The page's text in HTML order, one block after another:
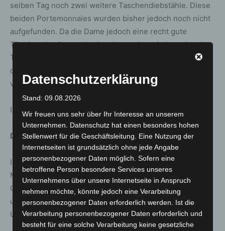
selben Tag noch zwei weitere Taschendiebstähle. Diese
beiden Portemonnaies wurden bisher jedoch noch nicht
aufgefunden. Da die Dame jedoch eine recht gute
Täterbeschreibung abgeben hat und zumindest eine der
Täterinnen wiedererkennen würde, hoffen wir, dass wir
diese kleine Weihnachtsgeschichte auch noch
vervollständigen können.
Ihr PK Langenhagen
Diebstahl von Geldbörsen
Insgesamt 3 Diebstähle ereigneten sich bereits am
Montag, 07.12.20, im Textilgeschäft KIK an der
Ostpassage in Langenhagen. Dabei entwendeten bislang
unbekannte Täterinnen, zwischen 13.30 Uhr und 17.00
Uhr Geldbörsen verschiedener Kundinnen.
Datenschutzerklärung
Stand: 09.08.2026
Wir freuen uns sehr über Ihr Interesse an unserem
Unternehmen. Datenschutz hat einen besonders hohen
Stellenwert für die Geschäftsleitung. Eine Nutzung der
Internetseiten ist grundsätzlich ohne jede Angabe
personenbezogener Daten möglich. Sofern eine
betroffene Person besondere Services unseres
Unternehmens über unsere Internetseite in Anspruch
nehmen möchte, könnte jedoch eine Verarbeitung
personenbezogener Daten erforderlich werden. Ist die
Verarbeitung personenbezogener Daten erforderlich und
besteht für eine solche Verarbeitung keine gesetzliche